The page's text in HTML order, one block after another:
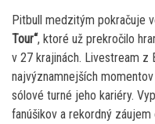
Pitbull medzitým pokračuje
Tour“, ktoré už prekročilo
v 27 krajinách. Livestream z
najvýznamnejších
sólové turné jeho kariéry.
fanúšikov a rekordný